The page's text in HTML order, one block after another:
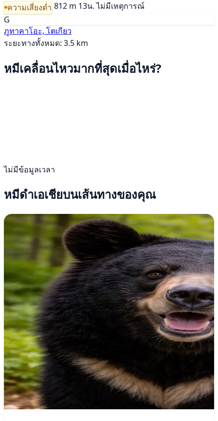
ความเสี่ยงต่ำ 812 m 13น. ไม่มีเหตุการณ์
G
ภูทาคาโอะ, โตเกียว
ระยะทางทั้งหมด: 3.5 km
หมีเคลื่อนไหวมากที่สุดเมื่อไหร่?
ไม่มีข้อมูลเวลา
หมีดำเอเชียบนเส้นทางของคุณ